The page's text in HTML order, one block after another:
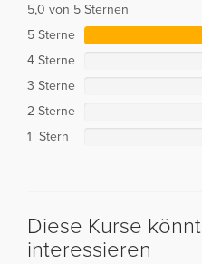
5,0 von 5 Sternen
5 Sterne
4 Sterne
3 Sterne
2 Sterne
1 Stern
Diese Kurse
interessieren